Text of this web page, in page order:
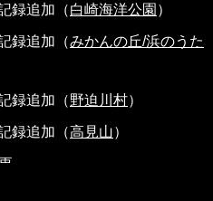
録追加（白崎海洋公園 ）
録追加（みかんの丘/浜のうた
録追加（野迫川村）
録追加（高見山）
録追加（